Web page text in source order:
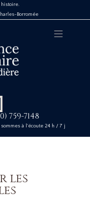
histoire.
Borromée
759-7148
sommes à l'écoute 24 h / 7 j
les